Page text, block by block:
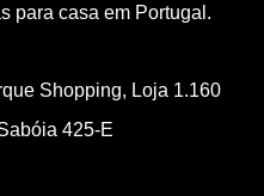
para casa em Portugal.
Shopping, Loja 1.160
425-E